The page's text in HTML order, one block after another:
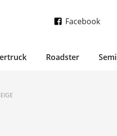
Facebook
Roadster Semi